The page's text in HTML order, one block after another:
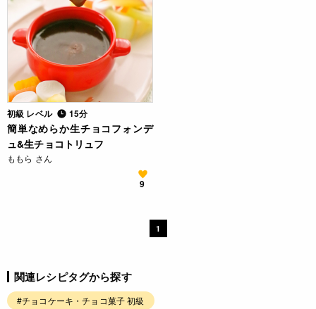
初級 レベル 15分
簡単なめらか生チョコフォンデ
ュ&生チョコトリュフ
ももら さん
9
1
関連レシピタグから探す
#チョコケーキ・チョコ菓子 初級